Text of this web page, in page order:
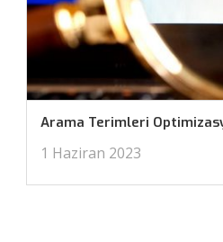
Arama Terimleri
1 Haziran 2023